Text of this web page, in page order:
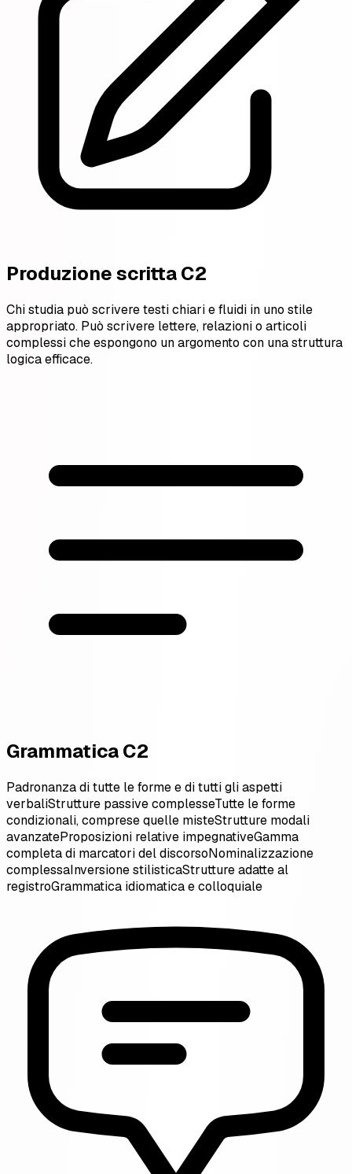
Produzione scritta C2
Chi studia può scrivere testi chiari e fluidi in uno stile
appropriato. Può scrivere lettere, relazioni o articoli
complessi che espongono un argomento con una struttura
logica efficace.
Grammatica C2
Padronanza di tutte le forme e di tutti gli aspetti
verbaliStrutture passive complesseTutte le forme
condizionali, comprese quelle misteStrutture modali
avanzateProposizioni relative impegnativeGamma
completa di marcatori del discorsoNominalizzazione
complessaInversione stilisticaStrutture adatte al
registroGrammatica idiomatica e colloquiale